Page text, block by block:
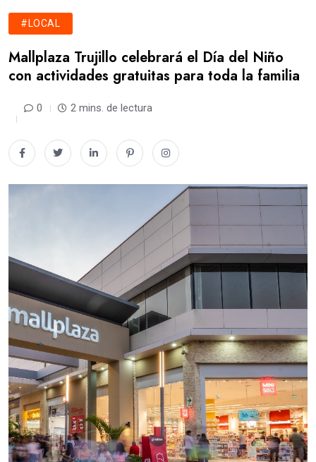
#LOCAL
Mallplaza Trujillo celebrará el Día del Niño
con actividades gratuitas para toda la familia
0 2 mins. de lectura